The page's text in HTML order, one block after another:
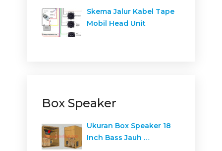
Skema Jalur Kabel Tape
Mobil Head Unit
Box Speaker
Ukuran Box Speaker 18
Inch Bass Jauh …